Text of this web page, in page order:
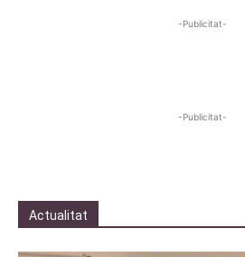
-Publicitat-
-Publicitat-
Actualitat